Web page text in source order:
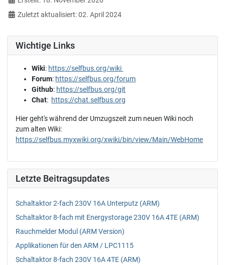
Zuletzt aktualisiert: 02. April 2024
Wichtige Links
Wiki: https://selfbus.org/wiki
Forum: https://selfbus.org/forum
Github: https://selfbus.org/git
Chat: https://chat.selfbus.org
Hier geht's während der Umzugszeit zum neuen Wiki noch
zum alten Wiki:
https://selfbus.myxwiki.org/xwiki/bin/view/Main/WebHome
Letzte Beitragsupdates
Schaltaktor 2-fach 230V 16A Unterputz (ARM)
Schaltaktor 8-fach mit Energystorage 230V 16A 4TE (ARM)
Rauchmelder Modul (ARM Version)
Applikationen für den ARM / LPC1115
Schaltaktor 8-fach 230V 16A 4TE (ARM)